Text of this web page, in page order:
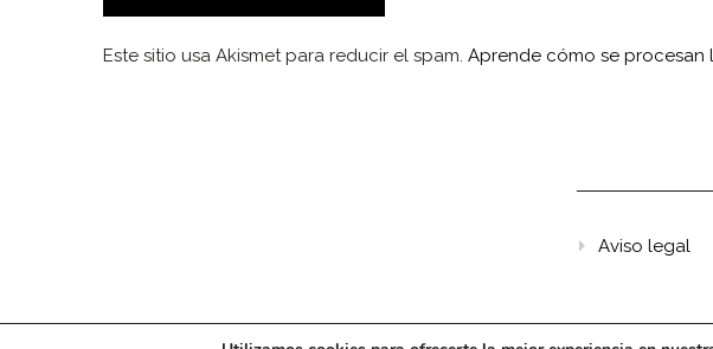
Este sitio usa Akismet para reducir el spam. Aprende cómo se procesan
Aviso legal